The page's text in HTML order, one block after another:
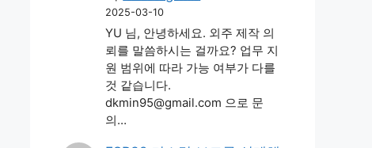
2025-03-10
YU 님, 안녕하세요. 외주 제작 의
뢰를 말씀하시는 걸까요? 업무 지
원 범위에 따라 가능 여부가 다를
것 같습니다.
dkmin95@gmail.com 으로 문
의…